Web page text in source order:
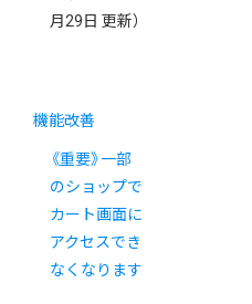
月29日 更新）
機能改善
《重要》一部
のショップで
カート画面に
アクセスでき
なくなります